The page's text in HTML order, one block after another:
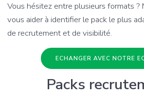
Vous hésitez entre plusieurs formats ?
vous aider à identifier le pack le plus
de recrutement et de visibilité.
ECHANGER AVEC NOTRE
Packs